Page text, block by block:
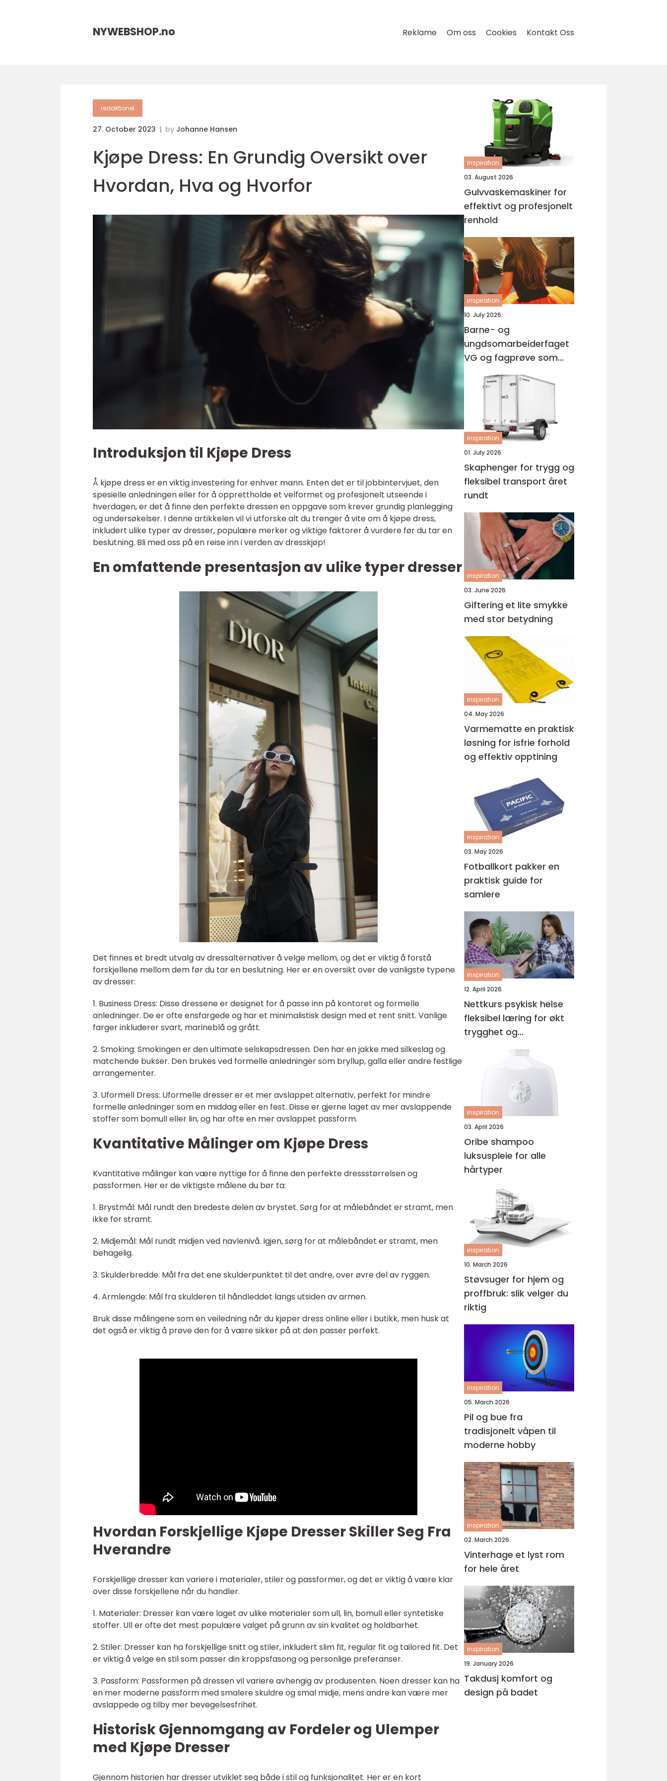
NYWEBSHOP.no Reklame Om oss Cookies Kontakt Oss
redaktionel
27. October 2023 by Johanne Hansen
Kjøpe Dress: En Grundig Oversikt over
Hvordan, Hva og Hvorfor
Introduksjon til Kjøpe Dress
Å kjøpe dress er en viktig investering for enhver mann. Enten det er til jobbintervjuet, den
spesielle anledningen eller for å opprettholde et velformet og profesjonelt utseende i
hverdagen, er det å finne den perfekte dressen en oppgave som krever grundig planlegging
og undersøkelser. I denne artikkelen vil vi utforske alt du trenger å vite om å kjøpe dress,
inkludert ulike typer av dresser, populære merker og viktige faktorer å vurdere før du tar en
beslutning. Bli med oss på en reise inn i verden av dresskjøp!
En omfattende presentasjon av ulike typer dresser
Det finnes et bredt utvalg av dressalternativer å velge mellom, og det er viktig å forstå
forskjellene mellom dem før du tar en beslutning. Her er en oversikt over de vanligste typene
av dresser:
1. Business Dress: Disse dressene er designet for å passe inn på kontoret og formelle
anledninger. De er ofte ensfargede og har et minimalistisk design med et rent snitt. Vanlige
farger inkluderer svart, marineblå og grått.
2. Smoking: Smokingen er den ultimate selskapsdressen. Den har en jakke med silkeslag og
matchende bukser. Den brukes ved formelle anledninger som bryllup, galla eller andre festlige
arrangementer.
3. Uformell Dress: Uformelle dresser er et mer avslappet alternativ, perfekt for mindre
formelle anledninger som en middag eller en fest. Disse er gjerne laget av mer avslappende
stoffer som bomull eller lin, og har ofte en mer avslappet passform.
Kvantitative Målinger om Kjøpe Dress
Kvantitative målinger kan være nyttige for å finne den perfekte dressstørrelsen og
passformen. Her er de viktigste målene du bør ta:
1. Brystmål: Mål rundt den bredeste delen av brystet. Sørg for at målebåndet er stramt, men
ikke for stramt.
2. Midjemål: Mål rundt midjen ved navlenivå. Igjen, sørg for at målebåndet er stramt, men
behagelig.
3. Skulderbredde: Mål fra det ene skulderpunktet til det andre, over øvre del av ryggen.
4. Armlengde: Mål fra skulderen til håndleddet langs utsiden av armen.
Bruk disse målingene som en veiledning når du kjøper dress online eller i butikk, men husk at
det også er viktig å prøve den for å være sikker på at den passer perfekt.
Hvordan Forskjellige Kjøpe Dresser Skiller Seg Fra
Hverandre
Forskjellige dresser kan variere i materialer, stiler og passformer, og det er viktig å være klar
over disse forskjellene når du handler.
1. Materialer: Dresser kan være laget av ulike materialer som ull, lin, bomull eller syntetiske
stoffer. Ull er ofte det mest populære valget på grunn av sin kvalitet og holdbarhet.
2. Stiler: Dresser kan ha forskjellige snitt og stiler, inkludert slim fit, regular fit og tailored fit. Det
er viktig å velge en stil som passer din kroppsfasong og personlige preferanser.
3. Passform: Passformen på dressen vil variere avhengig av produsenten. Noen dresser kan ha
en mer moderne passform med smalere skuldre og smal midje, mens andre kan være mer
avslappede og tilby mer bevegelsesfrihet.
Historisk Gjennomgang av Fordeler og Ulemper
med Kjøpe Dresser
Gjennom historien har dresser utviklet seg både i stil og funksjonalitet. Her er en kort
inspiration
03. August 2026
Gulvvaskemaskiner for
effektivt og profesjonelt
renhold
inspiration
10. July 2026
Barne- og
ungdsomarbeiderfaget
VG og fagprøve som
barne- og
ungdomsarbeider
inspiration
01. July 2026
Skaphenger for trygg og
fleksibel transport året
rundt
inspiration
03. June 2026
Giftering et lite smykke
med stor betydning
inspiration
04. May 2026
Varmematte en praktisk
løsning for isfrie forhold
og effektiv opptining
inspiration
03. May 2026
Fotballkort pakker en
praktisk guide for
samlere
inspiration
12. April 2026
Nettkurs psykisk helse
fleksibel læring for økt
trygghet og
kompetanse
inspiration
03. April 2026
Oribe shampoo
luksuspleie for alle
hårtyper
inspiration
10. March 2026
Støvsuger for hjem og
proffbruk: slik velger du
riktig
inspiration
05. March 2026
Pil og bue fra
tradisjonelt våpen til
moderne hobby
inspiration
02. March 2026
Vinterhage et lyst rom
for hele året
inspiration
19. January 2026
Takdusj komfort og
design på badet